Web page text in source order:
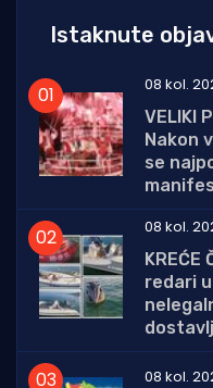
Istaknute
08 kol.
VELIKI
Nakon
se
08 kol.
KREĆE
redari
08 kol.